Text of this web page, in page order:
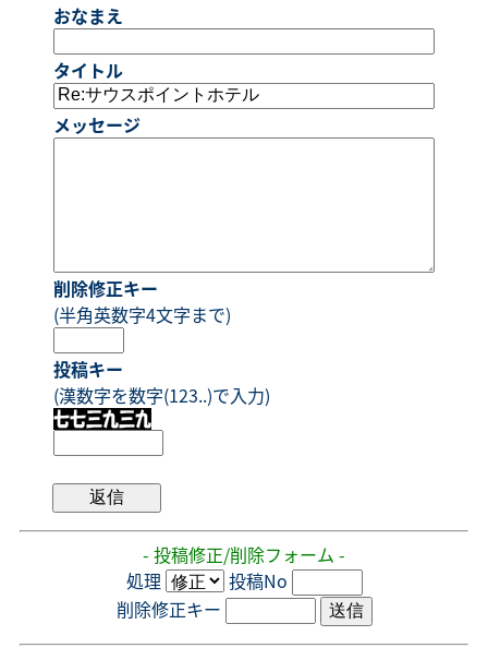
おなまえ
タイトル
メッセージ
削除修正キー
(半角英数字4文字まで)
投稿キー
(漢数字を数字(123..)で入力)
- 投稿修正/削除フォーム -
処理
投稿No
削除修正キー